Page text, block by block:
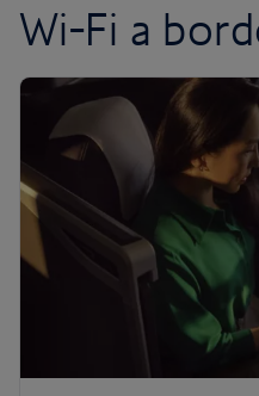
Wi-Fi a